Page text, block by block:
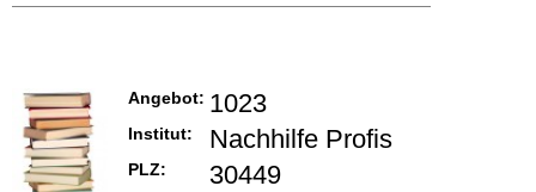
Angebot: 1023
Institut: Nachhilfe Profis
PLZ: 30449